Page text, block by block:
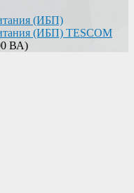
(ИБП)
(ИБП) TESCOM
ВА)